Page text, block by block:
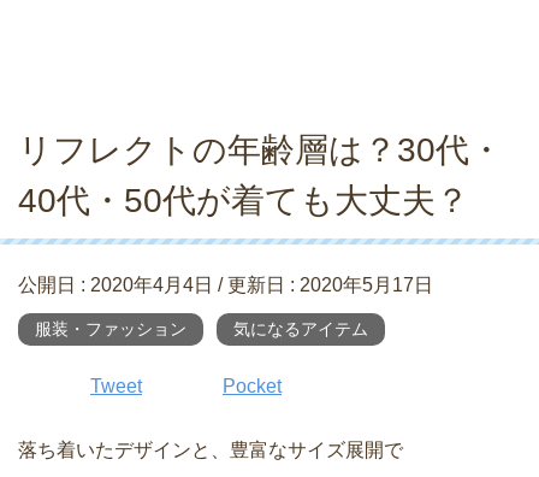
リフレクトの年齢層は？30代・
40代・50代が着ても大丈夫？
公開日 : 2020年4月4日 / 更新日 : 2020年5月17日
服装・ファッション 気になるアイテム
Tweet Pocket
落ち着いたデザインと、豊富なサイズ展開で